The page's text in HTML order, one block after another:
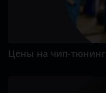
Цены на чип-тюнинг